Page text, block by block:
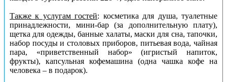
Также к услугам гостей: косметика для душа, туалетные
принадлежности, мини-бар (за дополнительную плату),
щетка для одежды, банные халаты, маски для сна, тапочки,
набор посуды и столовых приборов, питьевая вода, чайная
пара, «приветственный набор» (игристый напиток,
фрукты), капсульная кофемашина (одна чашка кофе на
человека – в подарок).